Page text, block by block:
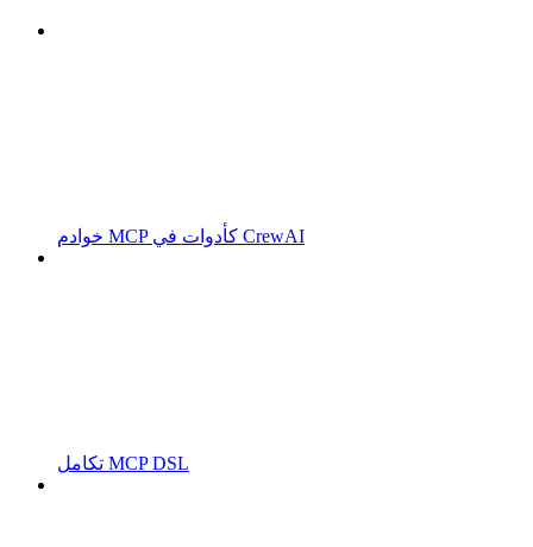
خوادم MCP كأدوات في CrewAI
تكامل MCP DSL